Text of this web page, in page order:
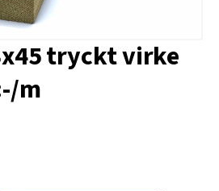
tryckt virke
m